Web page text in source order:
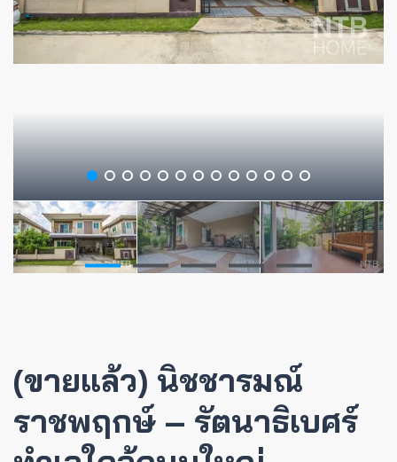
(ขายแล้ว) นิชชารมณ์
ราชพฤกษ์ – รัตนาธิเบศร์